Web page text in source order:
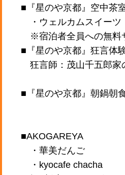
■『星のや京都』空中茶
・ウェルカムスイーツ
※宿泊者全員への無料
■『星のや京都』狂言体
狂言師：茂山千五郎家
■『星のや京都』朝鍋朝
■AKOGAREYA
・華美だんご
・kyocafe chacha